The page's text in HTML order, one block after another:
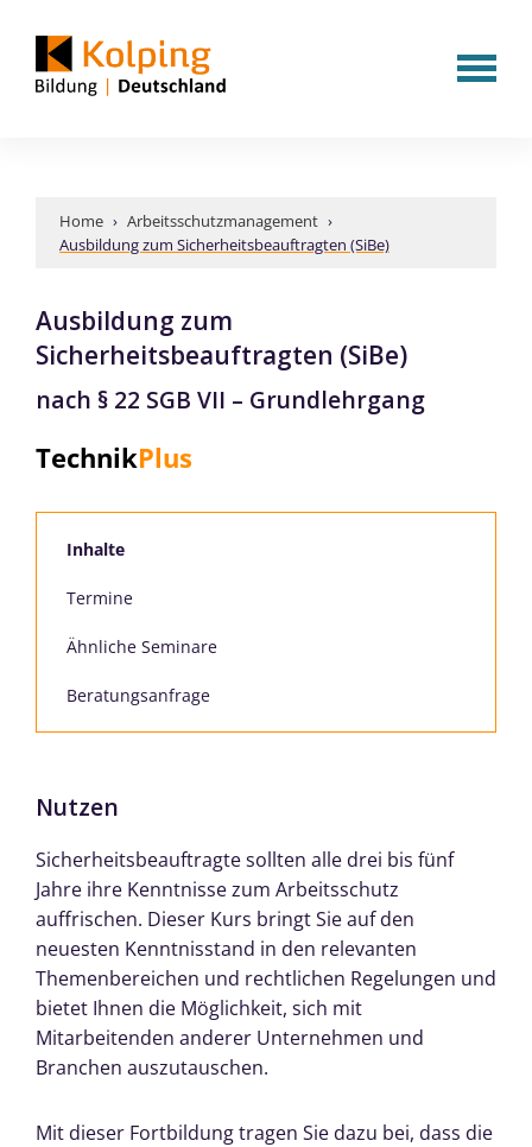
Home › Arbeitsschutzmanagement ›
Ausbildung zum Sicherheitsbeauftragten (SiBe)
Ausbildung zum
Sicherheitsbeauftragten (SiBe)
nach § 22 SGB VII – Grundlehrgang
TechnikPlus
Inhalte
Termine
Ähnliche Seminare
Beratungsanfrage
Nutzen
Sicherheitsbeauftragte sollten alle drei bis fünf
Jahre ihre Kenntnisse zum Arbeitsschutz
auffrischen. Dieser Kurs bringt Sie auf den
neuesten Kenntnisstand in den relevanten
Themenbereichen und rechtlichen Regelungen und
bietet Ihnen die Möglichkeit, sich mit
Mitarbeitenden anderer Unternehmen und
Branchen auszutauschen.
Mit dieser Fortbildung tragen Sie dazu bei, dass die